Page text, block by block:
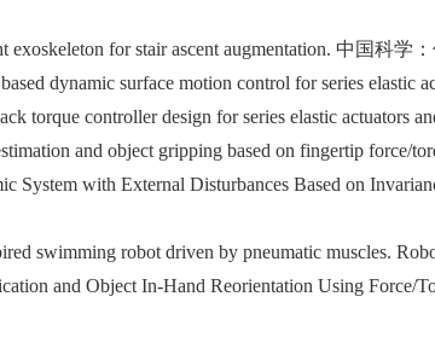
for stair ascent augmentation. 中国科
dynamic surface motion control for series elastic
torque controller design for series elastic actuators
and object gripping based on fingertip force/
with External Disturbances Based on
swimming robot driven by pneumatic muscles.
and Object In-Hand Reorientation Using Force/